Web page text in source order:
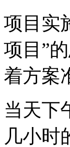
项目实
项目”
着方案
当天下
几小时